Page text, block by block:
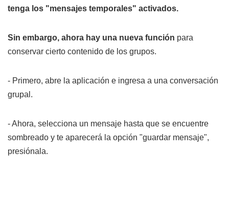
tenga los "mensajes temporales" activados.
Sin embargo, ahora hay una nueva función para
conservar cierto contenido de los grupos.
- Primero, abre la aplicación e ingresa a una conversación
grupal.
- Ahora, selecciona un mensaje hasta que se encuentre
sombreado y te aparecerá la opción "guardar mensaje",
presiónala.